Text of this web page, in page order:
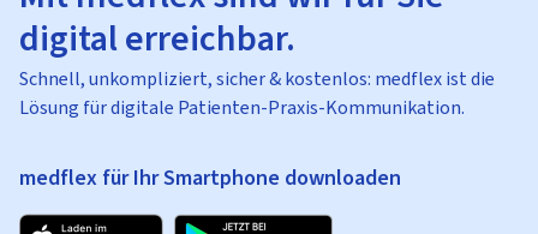
digital erreichbar.
Schnell, unkompliziert, sicher & kostenlos: medflex ist die
Lösung für digitale Patienten-Praxis-Kommunikation.
medflex für Ihr Smartphone downloaden